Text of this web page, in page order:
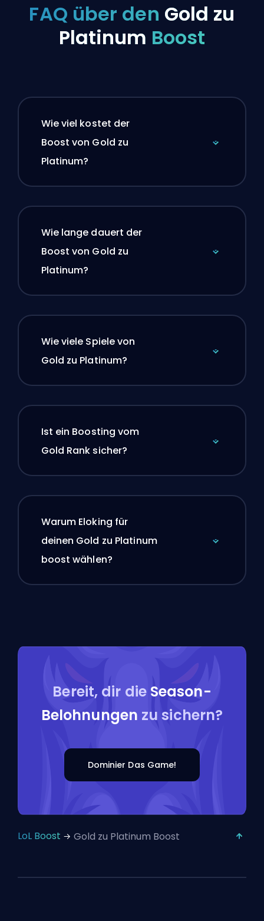
FAQ über den Gold zu
Platinum Boost
Wie viel kostet der
Boost von Gold zu
Platinum?
Wie lange dauert der
Boost von Gold zu
Platinum?
Wie viele Spiele von
Gold zu Platinum?
Ist ein Boosting vom
Gold Rank sicher?
Warum Eloking für
deinen Gold zu Platinum
boost wählen?
Bereit, dir die Season-
Belohnungen zu sichern?
Dominier Das Game!
LoL Boost Gold zu Platinum Boost